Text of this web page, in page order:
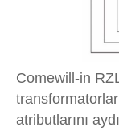
Comewill-in
atributlarını